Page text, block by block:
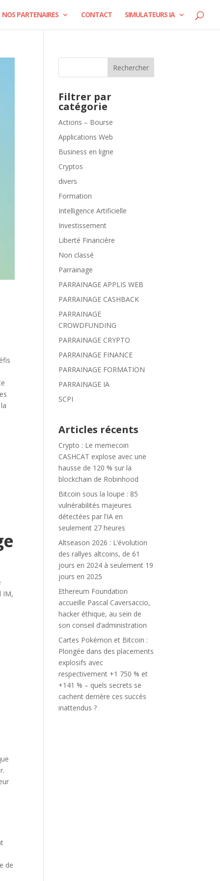
NOS PARTENAIRES CONTACT SIMULATEURS IA
IM,
de
Rechercher
Filtrer par
catégorie
Actions – Bourse
Applications Web
Business en ligne
Cryptos
divers
Formation
Intelligence Artificielle
Investissement
Liberté Financière
Non classé
Parrainage
PARRAINAGE APPLIS WEB
PARRAINAGE CASHBACK
PARRAINAGE
CROWDFUNDING
PARRAINAGE CRYPTO
PARRAINAGE FINANCE
PARRAINAGE FORMATION
PARRAINAGE IA
SCPI
Articles récents
Crypto : Le memecoin
CASHCAT explose avec une
hausse de 120 % sur la
blockchain de Robinhood
Bitcoin sous la loupe : 85
vulnérabilités majeures
détectées par l’IA en
seulement 27 heures
Altseason 2026 : L’évolution
des rallyes altcoins, de 61
jours en 2024 à seulement 19
jours en 2025
Ethereum Foundation
accueille Pascal Caversaccio,
hacker éthique, au sein de
son conseil d’administration
Cartes Pokémon et Bitcoin :
Plongée dans des placements
explosifs avec
respectivement +1 750 % et
+141 % – quels secrets se
cachent derrière ces succès
inattendus ?